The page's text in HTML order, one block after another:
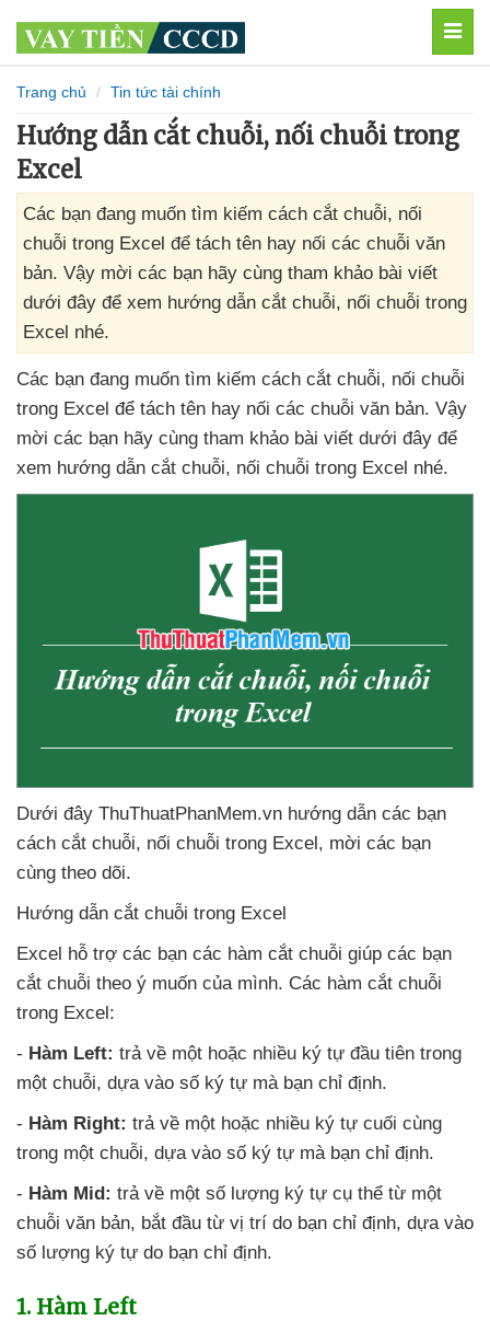
Trang chủ Tin tức tài chính
Hướng dẫn cắt chuỗi, nối chuỗi trong
Excel
Các bạn đang muốn tìm kiếm cách cắt chuỗi, nối
chuỗi trong Excel để tách tên hay nối các chuỗi văn
bản. Vậy mời các bạn hãy cùng tham khảo bài viết
dưới đây để xem hướng dẫn cắt chuỗi, nối chuỗi trong
Excel nhé.
Các bạn đang muốn tìm kiếm cách cắt chuỗi, nối chuỗi
trong Excel để tách tên hay nối các chuỗi văn bản. Vậy
mời các bạn hãy cùng tham khảo bài viết dưới đây để
xem hướng dẫn cắt chuỗi, nối chuỗi trong Excel nhé.
Dưới đây ThuThuatPhanMem.vn hướng dẫn các bạn
cách cắt chuỗi, nối chuỗi trong Excel, mời các bạn
cùng theo dõi.
Hướng dẫn cắt chuỗi trong Excel
Excel hỗ trợ các bạn các hàm cắt chuỗi giúp các bạn
cắt chuỗi theo ý muốn của mình. Các hàm cắt chuỗi
trong Excel:
- Hàm Left: trả về một hoặc nhiều ký tự đầu tiên trong
một chuỗi, dựa vào số ký tự mà bạn chỉ định.
- Hàm Right: trả về một hoặc nhiều ký tự cuối cùng
trong một chuỗi, dựa vào số ký tự mà bạn chỉ định.
- Hàm Mid: trả về một số lượng ký tự cụ thể từ một
chuỗi văn bản, bắt đầu từ vị trí do bạn chỉ định, dựa vào
số lượng ký tự do bạn chỉ định.
1. Hàm Left